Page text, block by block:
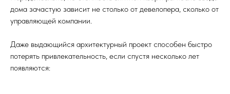
дома зачастую зависит не столько от девелопера, сколько от
управляющей компании.
Даже выдающийся архитектурный проект способен быстро
потерять привлекательность, если спустя несколько лет
появляются: